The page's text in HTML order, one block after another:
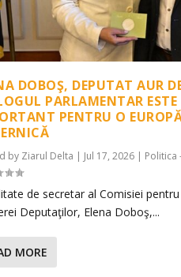
DOBOŞ, DEPUTAT AUR
PARLAMENTAR ESTE
PENTRU O
by Ziarul Delta | Jul 17, 2026| Politica
de secretar al Comisiei
Deputaţilor, Elena Doboş,...
MORE